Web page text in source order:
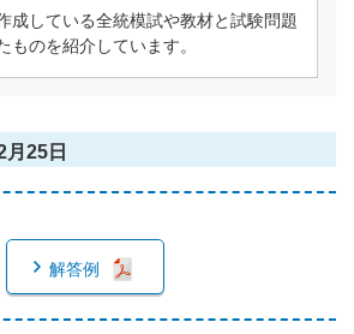
成している全統模試や教材と試験問題
ものを紹介しています。
25日
解答例